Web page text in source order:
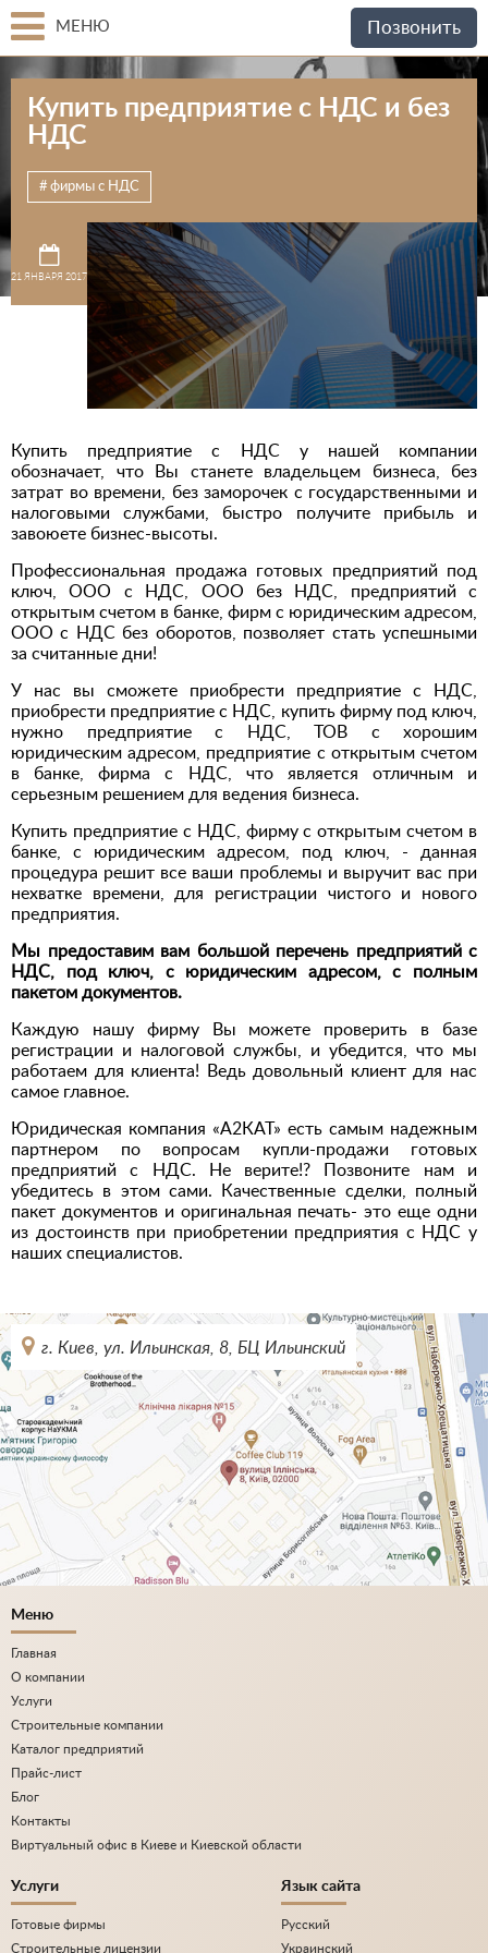
МЕНЮ Позвонить
Купить предприятие с НДС и без
НДС
фирмы с НДС
21 ЯНВАРЯ 2017
Купить предприятие с НДС у нашей компании
обозначает, что Вы станете владельцем бизнеса, без
затрат во времени, без заморочек с государственными и
налоговыми службами, быстро получите прибыль и
завоюете бизнес-высоты.
Профессиональная продажа готовых предприятий под
ключ, ООО с НДС, ООО без НДС, предприятий с
открытым счетом в банке, фирм с юридическим адресом,
ООО с НДС без оборотов, позволяет стать успешными
за считанные дни!
У нас вы сможете приобрести предприятие с НДС,
приобрести предприятие с НДС, купить фирму под ключ,
нужно предприятие с НДС, ТОВ с хорошим
юридическим адресом, предприятие с открытым счетом
в банке, фирма с НДС, что является отличным и
серьезным решением для ведения бизнеса.
Купить предприятие с НДС, фирму с открытым счетом в
банке, с юридическим адресом, под ключ, - данная
процедура решит все ваши проблемы и выручит вас при
нехватке времени, для регистрации чистого и нового
предприятия.
Мы предоставим вам большой перечень предприятий с
НДС, под ключ, с юридическим адресом, с полным
пакетом документов.
Каждую нашу фирму Вы можете проверить в базе
регистрации и налоговой службы, и убедится, что мы
работаем для клиента! Ведь довольный клиент для нас
самое главное.
Юридическая компания «А2КАТ» есть самым надежным
партнером по вопросам купли-продажи готовых
предприятий с НДС. Не верите!? Позвоните нам и
убедитесь в этом сами. Качественные сделки, полный
пакет документов и оригинальная печать- это еще одни
из достоинств при приобретении предприятия с НДС у
наших специалистов.
г. Киев, ул. Ильинская, 8, БЦ Ильинский
Меню
Главная
О компании
Услуги
Строительные компании
Каталог предприятий
Прайс-лист
Блог
Контакты
Виртуальный офис в Киеве и Киевской области
Услуги
Готовые фирмы
Строительные лицензии
Язык сайта
Русский
Украинский